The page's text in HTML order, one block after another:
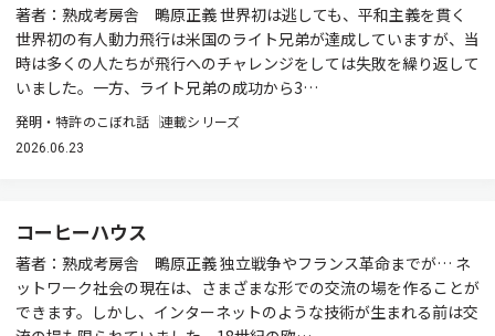
著者：熟成考房舎 鴫原正義 世界初は逃しても、平和主義を貫く
世界初の有人動力飛行は米国のライト兄弟が達成していますが、当
時は多くの人たちが飛行へのチャレンジをしては失敗を繰り返して
いました。一方、ライト兄弟の成功から3…
発明・特許のこぼれ話 連載シリーズ
2026.06.23
コーヒーハウス
著者：熟成考房舎 鴫原正義 独立戦争やフランス革命までが… ネ
ットワーク社会の現在は、さまざまな形での交流の場を作ることが
できます。しかし、インターネットのような技術が生まれる前は交